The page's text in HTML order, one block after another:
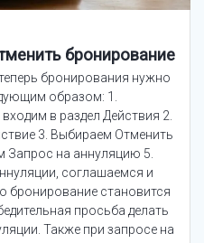
бронирование
бронирования нужно
образом: 1.
в раздел Действия 2.
3. Выбираем Отменить
Запрос на аннуляцию 5.
соглашаемся и
бронирование становится
просьба делать
Также при запросе на